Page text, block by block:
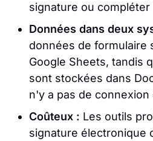
signature ou compléter
Données dans deux
données de formulaire
Google Sheets, tandis
sont stockées dans
n'y a pas de connexion
Coûteux : Les outils
signature électronique